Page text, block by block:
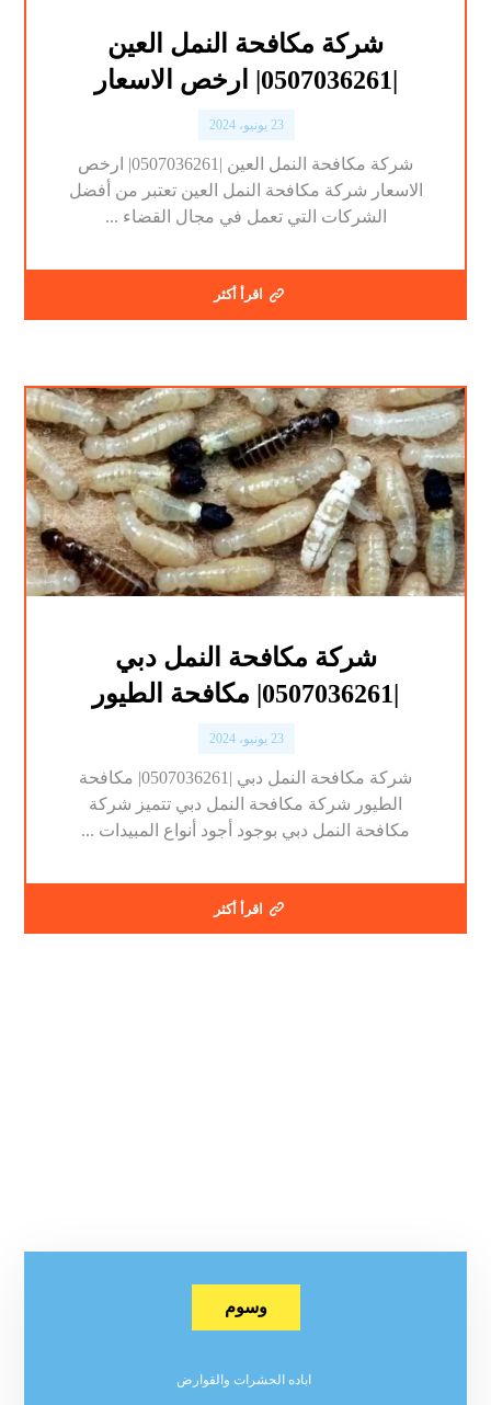
شركة مكافحة النمل العين
|0507036261| ارخص الاسعار
23 يونيو، 2024
شركة مكافحة النمل العين |0507036261| ارخص
الاسعار شركة مكافحة النمل العين تعتبر من أفضل
الشركات التي تعمل في مجال القضاء ...
اقرأ أكثر
شركة مكافحة النمل دبي
23 يونيو، 2024
شركة مكافحة النمل دبي |0507036261| مكافحة
الطيور شركة مكافحة النمل دبي تتميز شركة
مكافحة النمل دبي بوجود أجود أنواع المبيدات ...
اقرأ أكثر
وسوم
اباده الحشرات والقوارض